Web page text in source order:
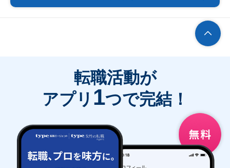
転職活動が
アプリ 1つで完結！